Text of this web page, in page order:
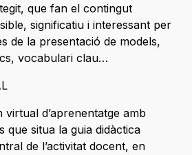
que fan el contingut
significatiu i interessant per
de la presentació de models,
vocabulari clau…
d’aprenentatge amb
que situa la guia didàctica
de l’activitat docent, en